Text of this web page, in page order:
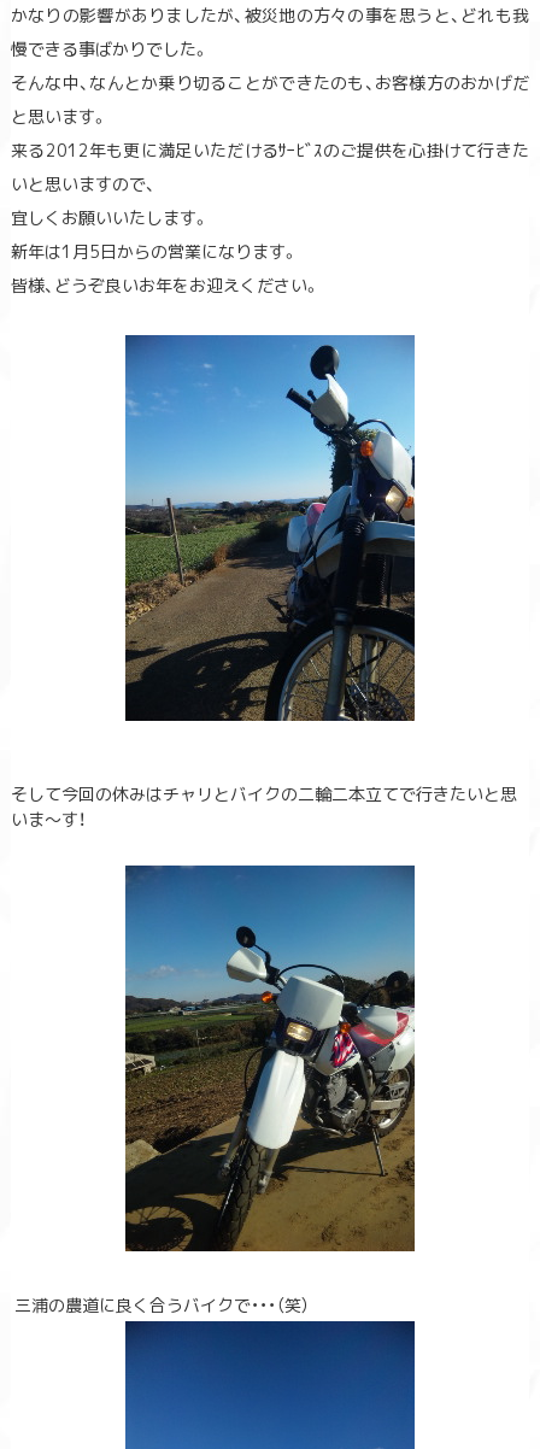
かなりの影響がありましたが、被災地の方々の事を思うと、どれも我
慢できる事ばかりでした。
そんな中、なんとか乗り切ることができたのも、お客様方のおかげだ
と思います。
来る2012年も更に満足いただけるｻｰﾋﾞｽのご提供を心掛けて行きた
いと思いますので、
宜しくお願いいたします。
新年は1月5日からの営業になります。
皆様、どうぞ良いお年をお迎えください。
そして今回の休みはチャリとバイクの二輪二本立てで行きたいと思
いま～す！
三浦の農道に良く合うバイクで・・・（笑）